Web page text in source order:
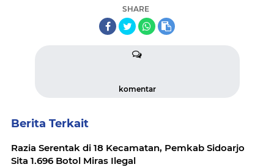
SHARE
komentar
Berita Terkait
Razia Serentak di 18 Kecamatan, Pemkab Sidoarjo
Sita 1.696 Botol Miras Ilegal